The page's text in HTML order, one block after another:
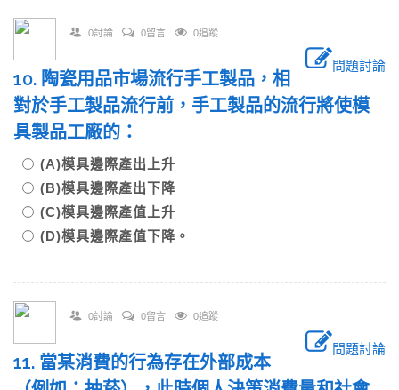
0討論 0留言 0追蹤
問題討論
10. 陶瓷用品市場流行手工製品，相
對於手工製品流行前，手工製品的流行將使模
具製品工廠的：
(A)模具邊際產出上升
(B)模具邊際產出下降
(C)模具邊際產值上升
(D)模具邊際產值下降。
0討論 0留言 0追蹤
問題討論
11. 當某消費的行為存在外部成本